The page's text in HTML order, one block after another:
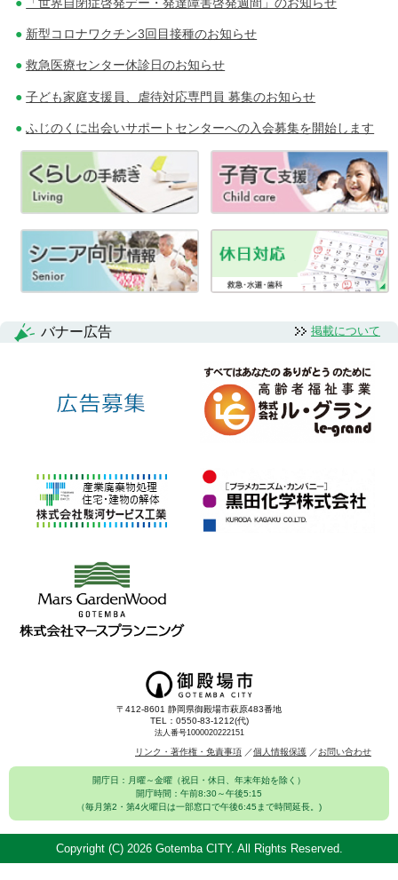
新型コロナワクチン3回目接種のお知らせ
救急医療センター休診日のお知らせ
子ども家庭支援員、虐待対応専門員 募集のお知らせ
ふじのくに出会いサポートセンターへの入会募集を開始します
バナー広告 掲載について
〒412-8601 静岡県御殿場市萩原483番地
TEL：0550-83-1212(代)
法人番号1000020222151
リンク・著作権・免責事項 個人情報保護 お問い合わせ
開庁日：月曜～金曜（祝日・休日、年末年始を除く）
開庁時間：午前8:30～午後5:15
（毎月第2・第4火曜日は一部窓口で午後6:45まで時間延長。)
Copyright (C) 2026 Gotemba CITY. All Rights Reserved.